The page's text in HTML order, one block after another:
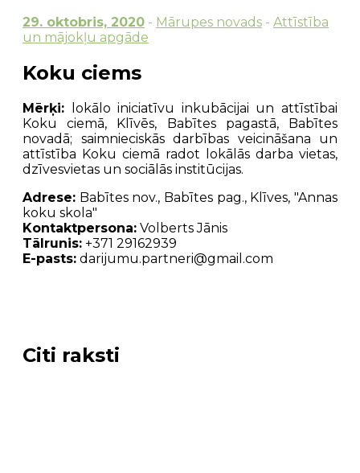
29. oktobris, 2020 - Mārupes novads - Attīstība
un mājokļu apgāde
Koku ciems
Mērķi:
okālo iniciatīvu inkubācijai un attīstībai
Koku ciemā, Klīvēs, Babītes pagastā, Babītes
novadā; saimnieciskās darbības veicināšana un
attīstība Koku ciemā radot lokālās darba vietas,
dzīvesvietas un sociālās institūcijas.
Adrese: Babītes nov., Babītes pag., Klīves, "Annas
koku skola"
Kontaktpersona: Volberts Jānis
Tālrunis: +371 29162939
E-pasts: darijumu.partneri@gmail.com
Citi raksti